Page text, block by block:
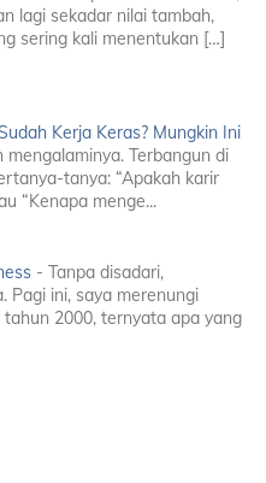
lagi sekadar nilai tambah,
sering kali menentukan […]
Kerja Keras? Mungkin Ini
mengalaminya. Terbangun di
tanya: “Apakah karir
“Kenapa menge...
- Tanpa disadari,
Pagi ini, saya merenungi
2000, ternyata apa yang